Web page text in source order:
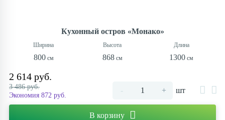
Кухонный остров «Монако»
800 868 1300
2 614 руб.
3 486 руб.
Экономия 872 руб.
- + шт
В корзину